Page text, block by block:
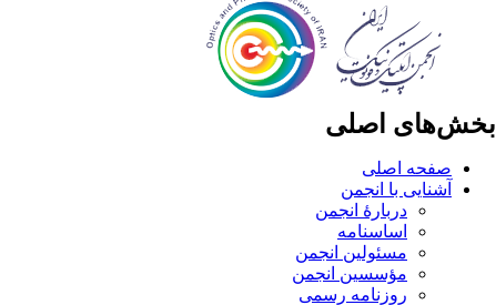
بخش‌های اصلی
صفحه اصلی
آشنایی با انجمن
دربارۀ انجمن
اساسنامه
مسئولین انجمن
مؤسسین انجمن
روزنامه رسمی